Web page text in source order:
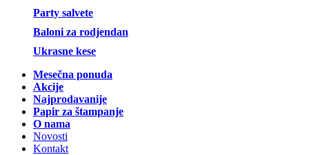
Party salvete
Baloni za rodjendan
Ukrasne kese
Mesečna ponuda
Akcije
Najprodavanije
Papir za štampanje
O nama
Novosti
Kontakt